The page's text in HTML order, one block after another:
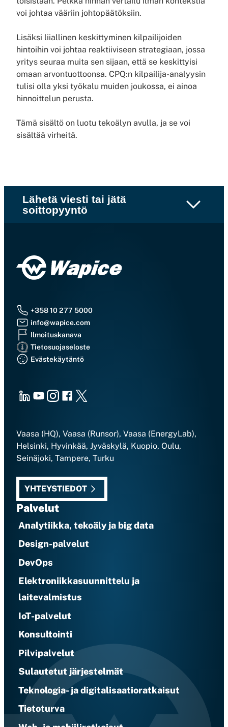
voi johtaa vääriin johtopäätöksiin.
Lisäksi liiallinen keskittyminen kilpailijoiden
hintoihin voi johtaa reaktiiviseen strategiaan, jossa
yritys seuraa muita sen sijaan, että se keskittyisi
omaan arvontuottoonsa. CPQ:n kilpailija-analyysin
tulisi olla yksi työkalu muiden joukossa, ei ainoa
hinnoittelun perusta.
Tämä sisältö on luotu tekoälyn avulla, ja se voi
sisältää virheitä.
Lähetä viesti tai jätä
soittopyyntö
+358 10 277 5000
info@wapice.com
Ilmoituskanava
Tietosuojaseloste
Evästekäytäntö
LinkedInYoutubeInstagram
Facebook
X
Vaasa (HQ), Vaasa (Runsor), Vaasa (EnergyLab),
Helsinki, Hyvinkää, Jyväskylä, Kuopio, Oulu,
Seinäjoki, Tampere, Turku
YHTEYSTIEDOT
Palvelut
Analytiikka, tekoäly ja big data
Design-palvelut
DevOps
Elektroniikkasuunnittelu ja
laitevalmistus
IoT-palvelut
Konsultointi
Pilvipalvelut
Sulautetut järjestelmät
Teknologia- ja digitalisaatioratkaisut
Tietoturva